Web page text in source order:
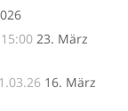
23. März
16. März